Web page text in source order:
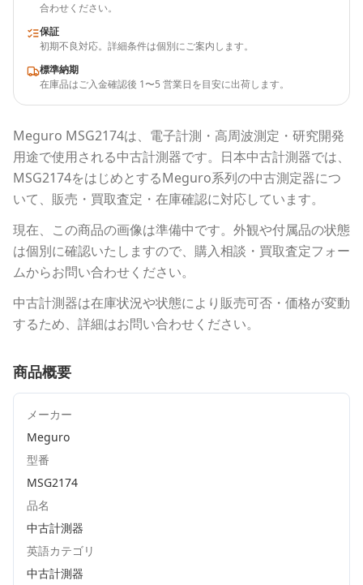
合わせください。
保証
初期不良対応。詳細条件は個別にご案内します。
標準納期
在庫品はご入金確認後 1〜5 営業日を目安に出荷します。
Meguro MSG2174は、電子計測・高周波測定・研究開発
用途で使用される中古計測器です。 日本中古計測器では、
MSG2174をはじめとするMeguro系列の中古測定器につ
いて、販売・買取査定・在庫確認に対応しています。
現在、この商品の画像は準備中です。外観や付属品の状態
は個別に確認いたしますので、購入相談・買取査定フォー
ムからお問い合わせください。
中古計測器は在庫状況や状態により販売可否・価格が変動
するため、詳細はお問い合わせください。
商品概要
メーカー
Meguro
型番
MSG2174
品名
中古計測器
英語カテゴリ
中古計測器